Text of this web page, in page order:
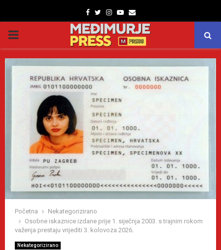
Facebook
TwitterInstagram
Youtube
Email
PRIMARY
MENU
Početna
Nekategorizirano
Osobne iskaznice izdane prije 1. siječnja 2003. s trajnim rokom
važenja prestaju vrijediti 3. kolovoza 2026.
Nekategorizirano